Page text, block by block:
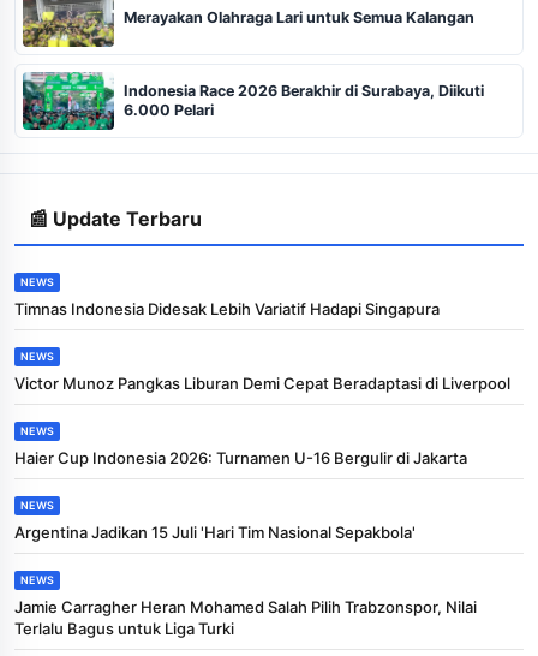
Merayakan Olahraga Lari untuk Semua Kalangan
Indonesia Race 2026 Berakhir di Surabaya, Diikuti
6.000 Pelari
📰 Update Terbaru
NEWS
Timnas Indonesia Didesak Lebih Variatif Hadapi Singapura
NEWS
Victor Munoz Pangkas Liburan Demi Cepat Beradaptasi di Liverpool
NEWS
Haier Cup Indonesia 2026: Turnamen U-16 Bergulir di Jakarta
NEWS
Argentina Jadikan 15 Juli 'Hari Tim Nasional Sepakbola'
NEWS
Jamie Carragher Heran Mohamed Salah Pilih Trabzonspor, Nilai
Terlalu Bagus untuk Liga Turki